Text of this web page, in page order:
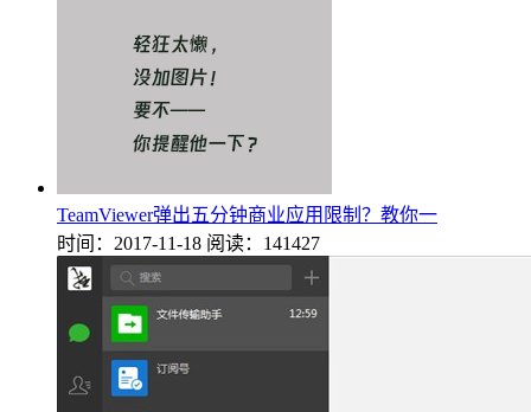
TeamViewer弹出五分钟商业应用限制？教你一
时间：2017-11-18 阅读：141427